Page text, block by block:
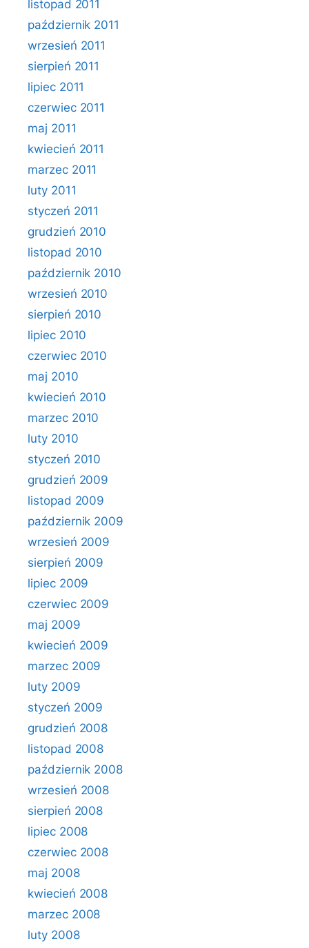
listopad 2011
październik 2011
wrzesień 2011
sierpień 2011
lipiec 2011
czerwiec 2011
maj 2011
kwiecień 2011
marzec 2011
luty 2011
styczeń 2011
grudzień 2010
listopad 2010
październik 2010
wrzesień 2010
sierpień 2010
lipiec 2010
czerwiec 2010
maj 2010
kwiecień 2010
marzec 2010
luty 2010
styczeń 2010
grudzień 2009
listopad 2009
październik 2009
wrzesień 2009
sierpień 2009
lipiec 2009
czerwiec 2009
maj 2009
kwiecień 2009
marzec 2009
luty 2009
styczeń 2009
grudzień 2008
listopad 2008
październik 2008
wrzesień 2008
sierpień 2008
lipiec 2008
czerwiec 2008
maj 2008
kwiecień 2008
marzec 2008
luty 2008